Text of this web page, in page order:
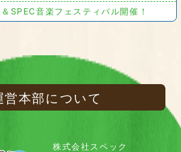
SPEC音楽フェスティバル開催！
営本部について
株式会社スペック